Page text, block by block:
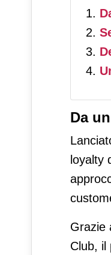
Da
loyalty
Grazie
Club, il